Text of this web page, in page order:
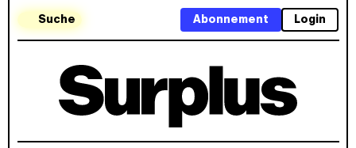
Suche Login
Abonnement